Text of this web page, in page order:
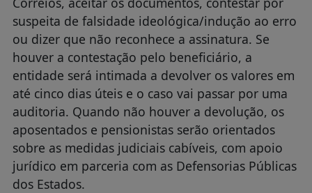
suspeita de falsidade ideológica/indução ao erro
ou dizer que não reconhece a assinatura. Se
houver a contestação pelo beneficiário, a
entidade será intimada a devolver os valores em
até cinco dias úteis e o caso vai passar por uma
auditoria. Quando não houver a devolução, os
aposentados e pensionistas serão orientados
sobre as medidas judiciais cabíveis, com apoio
jurídico em parceria com as Defensorias Públicas
dos Estados.